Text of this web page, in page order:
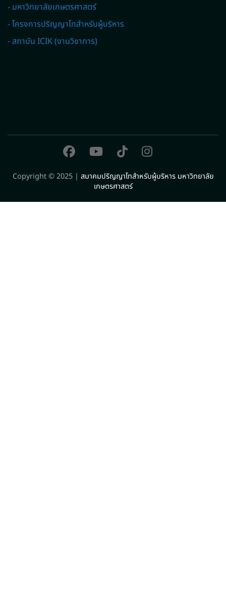
- มหาวิทยาลัยเกษตรศาสตร์
- โครงการปริญญาโทสำหรับผู้บริหาร
- สถาบัน ICIK (งานวิชาการ)
Copyright © 2025 | สมาคมปริญญาโทสำหรับผู้บริหาร มหาวิทยาลัย
เกษตรศาสตร์